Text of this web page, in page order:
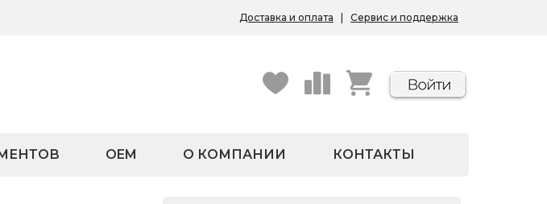
Доставка и оплата Сервис и поддержка
OEM О КОМПАНИИ КОНТАКТЫ